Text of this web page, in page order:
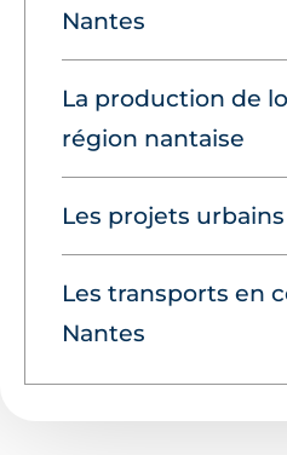
Nantes
La production de
région nantaise
Les projets
Les transports en
Nantes